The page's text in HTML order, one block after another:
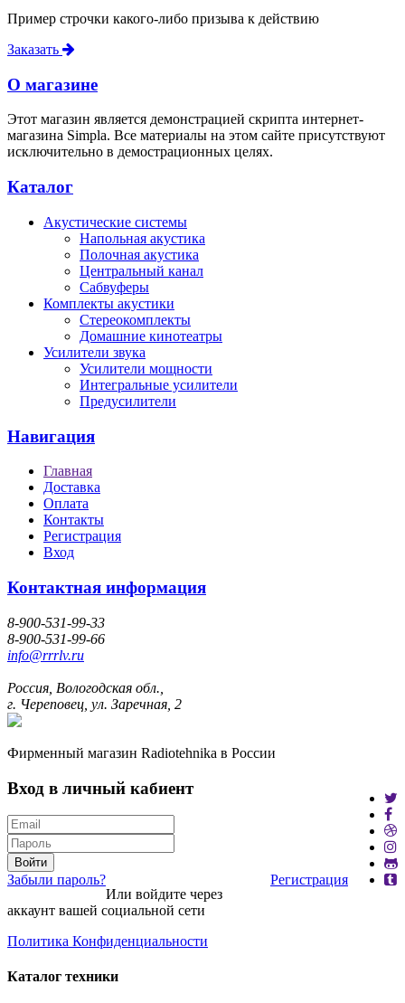
Пример строчки какого-либо призыва к действию
Заказать
О магазине
Этот магазин является демонстрацией скрипта интернет-
магазина Simpla. Все материалы на этом сайте присутствуют
исключительно в демострационных целях.
Каталог
Акустические системы
Напольная акустика
Полочная акустика
Центральный канал
Сабвуферы
Комплекты акустики
Стереокомплекты
Домашние кинотеатры
Усилители звука
Усилители мощности
Интегральные усилители
Предусилители
Навигация
Главная
Доставка
Оплата
Контакты
Регистрация
Вход
Контактная информация
8-900-531-99-33
8-900-531-99-66
info@rrrlv.ru
Россия, Вологодская обл.,
г. Череповец, ул. Заречная, 2
Фирменный магазин Radiotehnika в России
Вход в личный кабиент
Войти
Забыли пароль?
Регистрация
Или войдите через
аккаунт вашей социальной сети
Политика Конфиденциальности
Каталог техники